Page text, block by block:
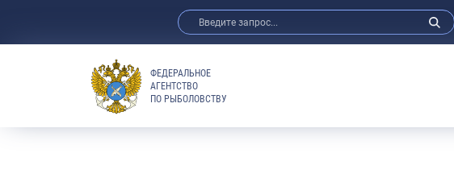
Анонсы
ФЕДЕРАЛЬНОЕ
АГЕНТСТВО
ПО РЫБОЛОВСТВУ